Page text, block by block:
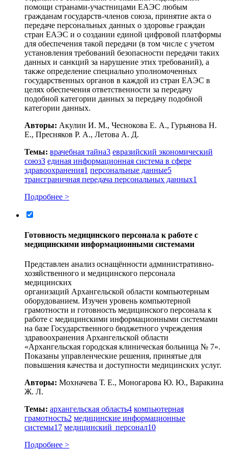
помощи странами-участницами ЕАЭС любым
гражданам государств-членов союза, принятие акта о
передаче персональных данных о здоровье граждан
стран ЕАЭС и о создании единой цифровой платформы
для обеспечения такой передачи (в том числе с учетом
установления требований безопасности передачи таких
данных и санкций за нарушение этих требований), а
также определение специально уполномоченных
государственных органов в каждой из стран ЕАЭС в
целях обеспечения ответственности за передачу
подобной категории данных за передачу подобной
категории данных.
Авторы: Акулин И. М., Чеснокова Е. А., Гурьянова Н.
Е., Пресняков Р. А., Летова А. Д.
Темы: врачебная тайна3 евразийский экономический
союз3 единая информационная система в сфере
здравоохранения1 персональные данные5
трансграничная передача персональных данных1
Подробнее >
Готовность медицинского персонала к работе с
медицинскими информационными системами
Представлен анализ оснащённости административно-
хозяйственного и медицинского персонала
медицинских
организаций Архангельской области компьютерным
оборудованием. Изучен уровень компьютерной
грамотности и готовность медицинского персонала к
работе с медицинскими информационными системами
на базе Государственного бюджетного учреждения
здравоохранения Архангельской области
«Архангельская городская клиническая больница № 7».
Показаны управленческие решения, принятые для
повышения качества и доступности медицинских услуг.
Авторы: Мохначева Т. Е., Моногарова Ю. Ю., Варакина
Ж. Л.
Темы: архангельская область4 компьютерная
грамотность2 медицинские информационные
системы17 медицинский персонал10
Подробнее >